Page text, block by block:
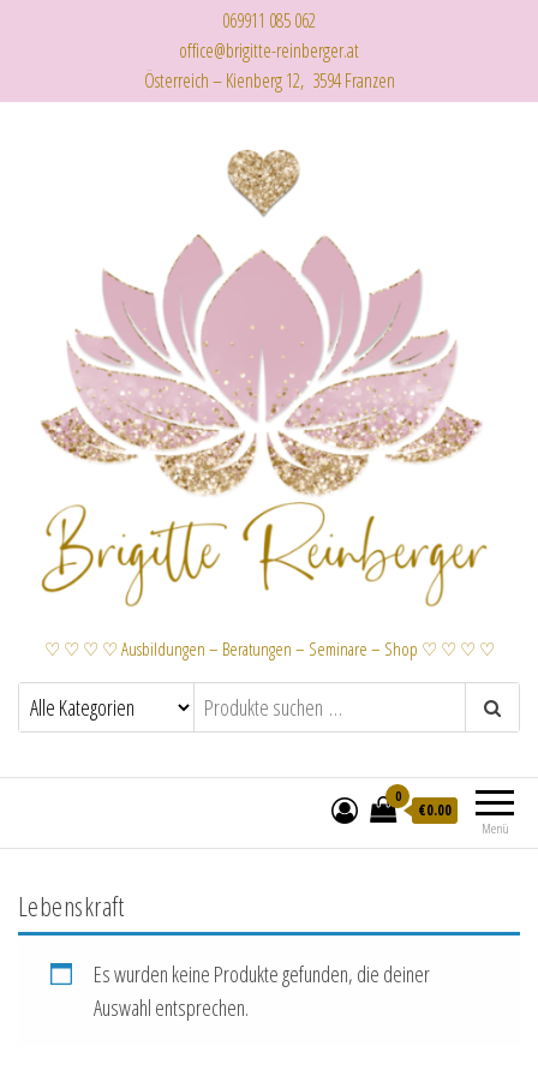
069911 085 062
office@brigitte-reinberger.at
Österreich – Kienberg 12, 3594 Franzen
♡ ♡ ♡ ♡ Ausbildungen – Beratungen – Seminare – Shop ♡ ♡ ♡ ♡
Menü
0
€0.00
Lebenskraft
Es wurden keine Produkte gefunden, die deiner
Auswahl entsprechen.